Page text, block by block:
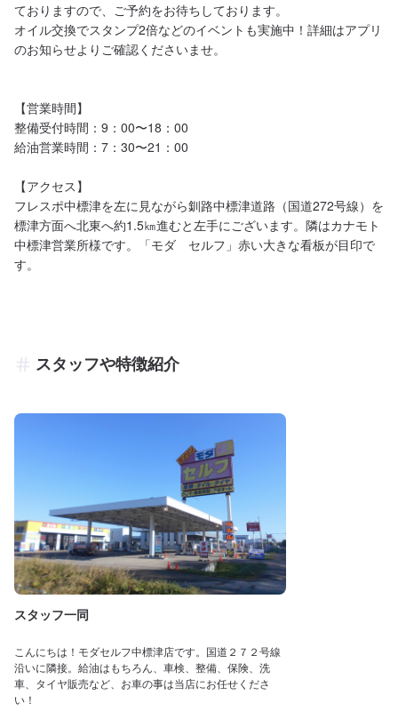
ておりますので、ご予約をお待ちしております。
オイル交換でスタンプ2倍などのイベントも実施中！詳細はアプリ
のお知らせよりご確認くださいませ。
【営業時間】
整備受付時間：9：00〜18：00
給油営業時間：7：30〜21：00
【アクセス】
フレスポ中標津を左に見ながら釧路中標津道路（国道272号線）を
標津方面へ北東へ約1.5㎞進むと左手にございます。隣はカナモト
中標津営業所様です。「モダ　セルフ」赤い大きな看板が目印で
す。
スタッフや特徴紹介
スタッフ一同
こんにちは！モダセルフ中標津店です。国道２７２号線
沿いに隣接。給油はもちろん、車検、整備、保険、洗
車、タイヤ販売など、お車の事は当店にお任せくださ
い！